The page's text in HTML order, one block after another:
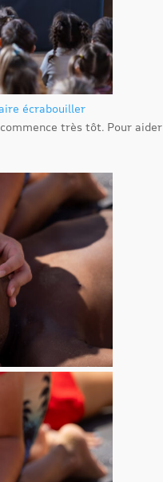
écrabouiller
très tôt. Pour aider